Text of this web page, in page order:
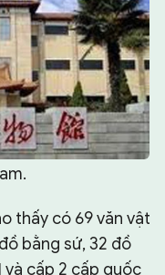
thấy có 69 văn vật
bằng sứ, 32 đồ
và cấp 2 cấp quốc